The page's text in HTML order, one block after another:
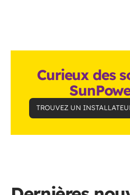
Curieux des
TROUVEZ UN